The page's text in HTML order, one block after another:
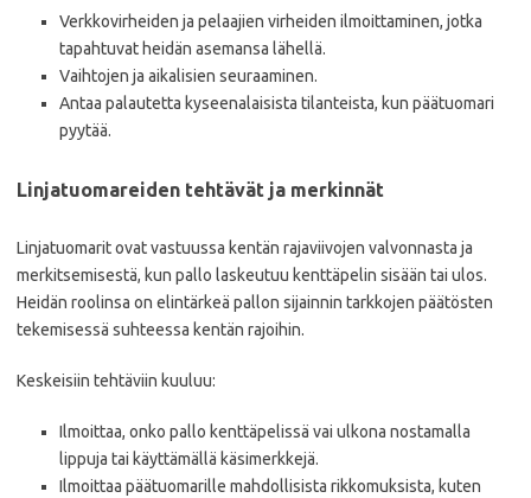
Verkkovirheiden ja pelaajien virheiden ilmoittaminen, jotka
tapahtuvat heidän asemansa lähellä.
Vaihtojen ja aikalisien seuraaminen.
Antaa palautetta kyseenalaisista tilanteista, kun päätuomari
pyytää.
Linjatuomareiden tehtävät ja merkinnät
Linjatuomarit ovat vastuussa kentän rajaviivojen valvonnasta ja
merkitsemisestä, kun pallo laskeutuu kenttäpelin sisään tai ulos.
Heidän roolinsa on elintärkeä pallon sijainnin tarkkojen päätösten
tekemisessä suhteessa kentän rajoihin.
Keskeisiin tehtäviin kuuluu:
Ilmoittaa, onko pallo kenttäpelissä vai ulkona nostamalla
lippuja tai käyttämällä käsimerkkejä.
Ilmoittaa päätuomarille mahdollisista rikkomuksista, kuten